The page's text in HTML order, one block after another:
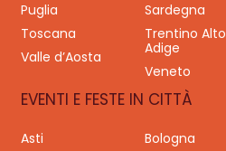
Puglia
Sardegna
Toscana
Trentino Alto
Adige
Valle d’Aosta
Veneto
EVENTI E FESTE IN CITTÀ
Asti Bologna